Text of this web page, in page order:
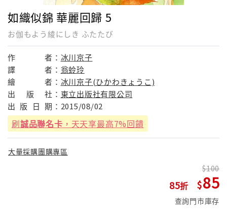
如織似錦 華麗回歸 5
お伽もよう綾にしき ふたたび
作 者： 冰川京子
譯
者： 翁蛉玲
繪
者： 冰川京子(ひかわきょうこ)
出
版 社： 東立出版社有限公司
出 版 日 期： 2015/08/02
刷誠品聯名卡 ，天天享最高7%回饋
大量採購團購專區
85
100
85
查詢門市庫存